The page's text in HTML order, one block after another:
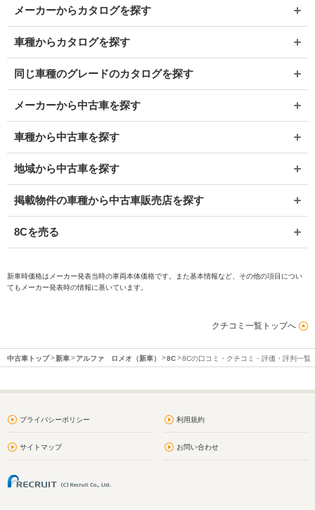
メーカーからカタログを探す
車種からカタログを探す
同じ車種のグレードのカタログを探す
メーカーから中古車を探す
車種から中古車を探す
地域から中古車を探す
掲載物件の車種から中古車販売店を探す
8Cを売る
新車時価格はメーカー発表当時の車両本体価格です。また基本情報など、その他の項目につい
てもメーカー発表時の情報に基いています。
クチコミ一覧トップへ
中古車トップ 新車 アルファ ロメオ（新車） 8C 8Cの口コミ・クチコミ・評価・評判一覧
プライバシーポリシー 利用規約
サイトマップ お問い合わせ